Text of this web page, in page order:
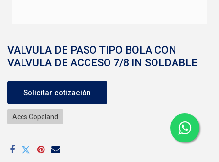
VALVULA DE PASO TIPO BOLA CON
VALVULA DE ACCESO 7/8 IN SOLDABLE
Solicitar cotización
Accs Copeland